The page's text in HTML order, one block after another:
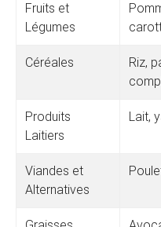
Fruits et
Légumes
Céréales
Riz,
Produits
Laitiers
Lait,
Viandes et
Alternatives